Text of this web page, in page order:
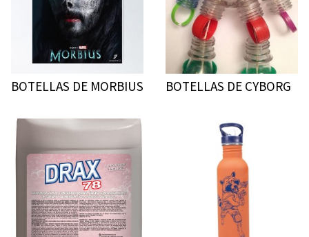
BOTELLAS DE MORBIUS BOTELLAS DE CYBORG